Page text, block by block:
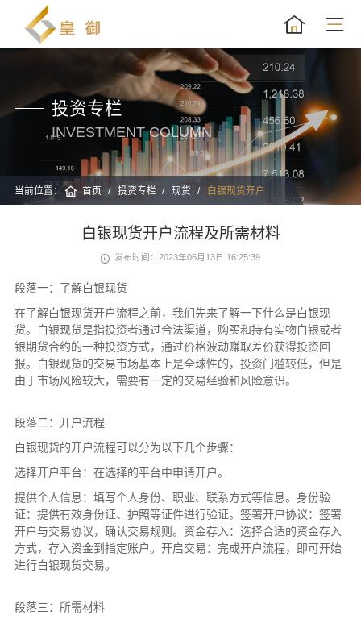
投资专栏
INVESTMENT COLUMN
当前位置： 首页 投资专栏 现货 白银现货开户
白银现货开户流程及所需材料
发布时间：2023年06月13日 16:25:39
段落一：了解白银现货
在了解白银现货开户流程之前，我们先来了解一下什么是白银现
货。白银现货是指投资者通过合法渠道，购买和持有实物白银或者
银期货合约的一种投资方式，通过价格波动赚取差价获得投资回
报。白银现货的交易市场基本上是全球性的，投资门槛较低，但是
由于市场风险较大，需要有一定的交易经验和风险意识。
段落二：开户流程
白银现货的开户流程可以分为以下几个步骤：
选择开户平台：在选择的平台中申请开户。
提供个人信息：填写个人身份、职业、联系方式等信息。身份验
证：提供有效身份证、护照等证件进行验证。签署开户协议：签署
开户与交易协议，确认交易规则。资金存入：选择合适的资金存入
方式，存入资金到指定账户。开启交易：完成开户流程，即可开始
进行白银现货交易。
段落三：所需材料